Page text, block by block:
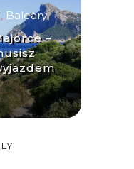
, Baleary
–